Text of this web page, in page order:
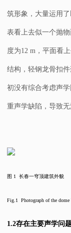
筑形象，大量运用
表看上去似一个抛
度为12 m，平面看
结构，轻钢龙骨扣
初没有综合考虑声
重声学缺陷，导致
图 1 长春一穹顶建筑外貌
Fig.1 Photograph of the
1.2存在主要声学问